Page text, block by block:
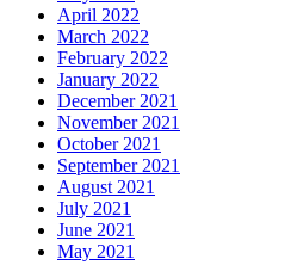
April 2022
March 2022
February 2022
January 2022
December 2021
November 2021
October 2021
September 2021
August 2021
July 2021
June 2021
May 2021